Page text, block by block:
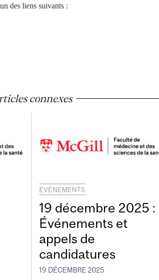
des liens suivants :
connexes
ÉVÉNEMENTS
19 décembre 2025 :
Événements et
appels de
candidatures
19 DÉCEMBRE 2025